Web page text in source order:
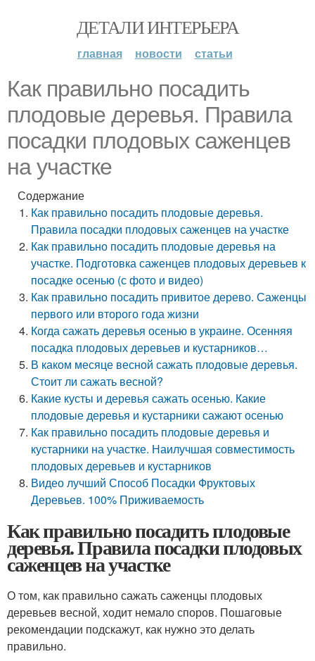
ДЕТАЛИ ИНТЕРЬЕРА
главная новости статьи
Как правильно посадить
плодовые деревья. Правила
посадки плодовых саженцев
на участке
Содержание
Как правильно посадить плодовые деревья.
Правила посадки плодовых саженцев на участке
Как правильно посадить плодовые деревья на
участке. Подготовка саженцев плодовых деревьев к
посадке осенью (с фото и видео)
Как правильно посадить привитое дерево. Саженцы
первого или второго года жизни
Когда сажать деревья осенью в украине. Осенняя
посадка плодовых деревьев и кустарников…
В каком месяце весной сажать плодовые деревья.
Стоит ли сажать весной?
Какие кусты и деревья сажать осенью. Какие
плодовые деревья и кустарники сажают осенью
Как правильно посадить плодовые деревья и
кустарники на участке. Наилучшая совместимость
плодовых деревьев и кустарников
Видео лучший Способ Посадки Фруктовых
Деревьев. 100% Приживаемость
Как правильно посадить плодовые
деревья. Правила посадки плодовых
саженцев на участке
О том, как правильно сажать саженцы плодовых
деревьев весной, ходит немало споров. Пошаговые
рекомендации подскажут, как нужно это делать
правильно.